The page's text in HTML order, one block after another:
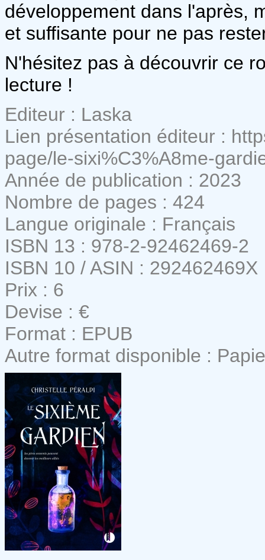
développement dans l'après,
et suffisante pour ne pas
N'hésitez pas à découvrir ce
lecture !
Editeur : Laska
Lien présentation éditeur :
page/le-sixi%C3%A8me-
Année de publication : 2023
Nombre de pages : 424
Langue originale : Français
ISBN 13 : 978-2-92462469-2
ISBN 10 / ASIN : 292462469X
Prix : 6
Devise : €
Format : EPUB
Autre format disponible :